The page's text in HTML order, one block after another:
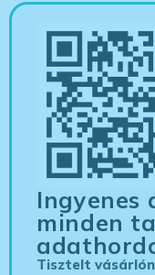
Ingyenes
minden
Tisztelt